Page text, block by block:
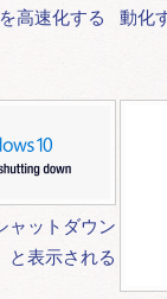
高速化する
動化
ャットダウン
と表示される